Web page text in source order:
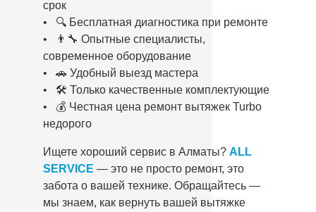
срок
• 🔍 Бесплатная диагностика при ремонте
• 👨‍🔧 Опытные специалисты,
современное оборудование
• 🚗 Удобный выезд мастера
• 🛠️ Только качественные комплектующие
• 💰 Честная цена ремонт вытяжек Turbo
недорого
Ищете хороший сервис в Алматы? ALL
SERVICE — это не просто ремонт, это
забота о вашей технике. Обращайтесь —
мы знаем, как вернуть вашей вытяжке